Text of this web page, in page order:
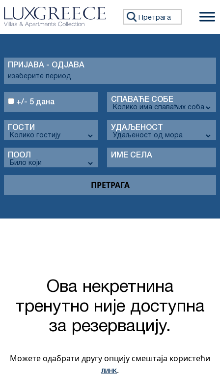
Претражи:
ПРИЈАВА - ОДЈАВА
СПАВАЋЕ СОБЕ
ГОСТИ УДАЉЕНОСТ
+/- 5 дана
ПООЛ ИМЕ СЕЛА
Ова некретнина
тренутно није доступна
за резервацију.
Можете одабрати другу опцију смештаја користећи
линк.